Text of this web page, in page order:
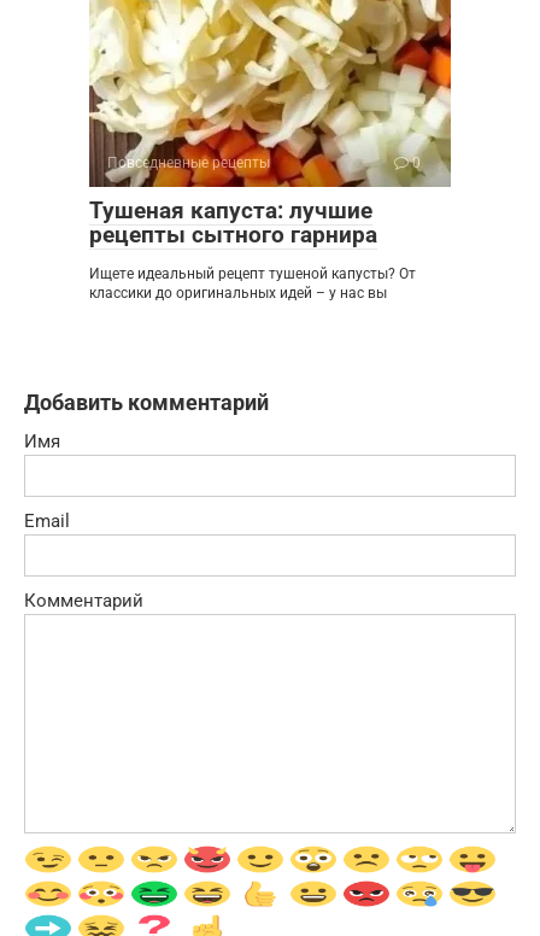
Повседневные рецепты 0
Тушеная капуста: лучшие
рецепты сытного гарнира
Ищете идеальный рецепт тушеной капусты? От
классики до оригинальных идей – у нас вы
Добавить комментарий
Имя
Email
Комментарий